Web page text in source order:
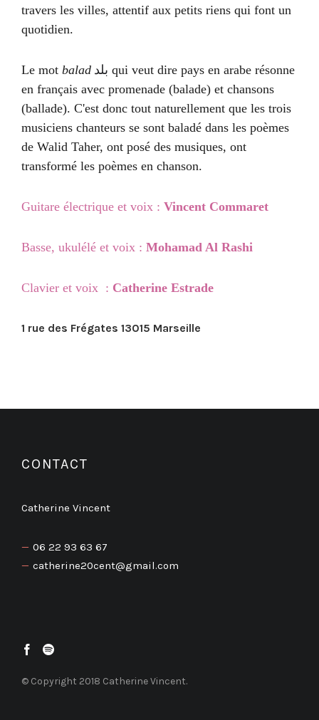
travers les villes, attentif aux petits riens qui font un
quotidien.
Le mot balad
qui veut dire pays en arabe résonne
en français avec promenade (balade) et chansons
(ballade). C'est donc tout naturellement que les trois
musiciens chanteurs se sont baladé dans les poèmes
de Walid Taher, ont posé des musiques, ont
transformé les poèmes en chanson.
Guitare électrique et voix : Vincent Commaret
Basse, ukulélé et voix : Mohamad Al Rashi
Clavier et voix : Catherine Estrade
1 rue des Frégates 13015 Marseille
CONTACT
Catherine Vincent
06 22 93 63 67
catherine20cent@gmail.com
© Copyright 2018 Catherine Vincent.